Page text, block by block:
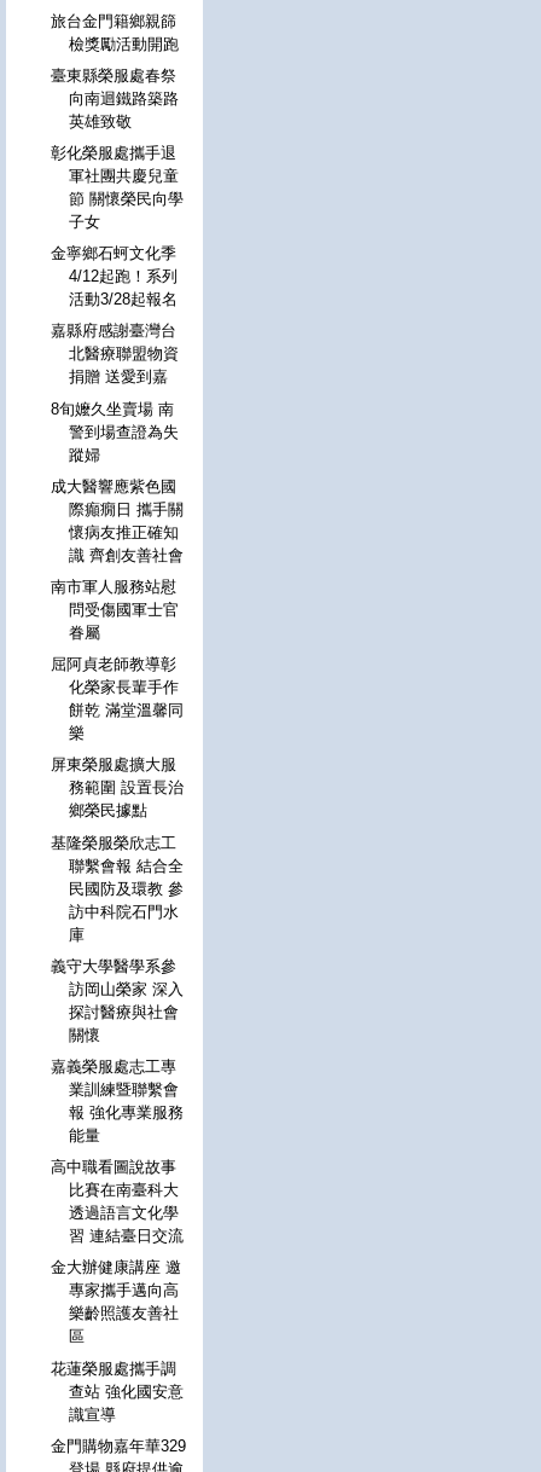
旅台金門籍鄉親篩
檢獎勵活動開跑
臺東縣榮服處春祭
向南迴鐵路築路
英雄致敬
彰化榮服處攜手退
軍社團共慶兒童
節 關懷榮民向學
子女
金寧鄉石蚵文化季
4/12起跑！系列
活動3/28起報名
嘉縣府感謝臺灣台
北醫療聯盟物資
捐贈 送愛到嘉
8旬嬤久坐賣場 南
警到場查證為失
蹤婦
成大醫響應紫色國
際癲癇日 攜手關
懷病友推正確知
識 齊創友善社會
南市軍人服務站慰
問受傷國軍士官
眷屬
屈阿貞老師教導彰
化榮家長輩手作
餅乾 滿堂溫馨同
樂
屏東榮服處擴大服
務範圍 設置長治
鄉榮民據點
基隆榮服榮欣志工
聯繫會報 結合全
民國防及環教 參
訪中科院石門水
庫
義守大學醫學系參
訪岡山榮家 深入
探討醫療與社會
關懷
嘉義榮服處志工專
業訓練暨聯繫會
報 強化專業服務
能量
高中職看圖說故事
比賽在南臺科大
透過語言文化學
習 連結臺日交流
金大辦健康講座 邀
專家攜手邁向高
樂齡照護友善社
區
花蓮榮服處攜手調
查站 強化國安意
識宣導
金門購物嘉年華329